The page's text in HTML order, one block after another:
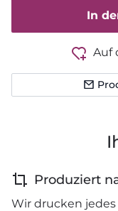
In
Auf
Produziert
Wir drucken